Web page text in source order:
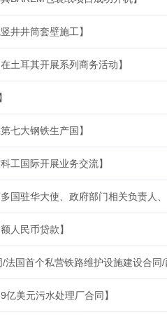
井井筒套壁施工】
土耳其开展系列商务活动】
七大钢铁生产国】
工国际开展业务交流】
国驻华大使、政府部门相关负责人
人民币贷款】
/法国首个私营铁路维护设施建设合
亿美元污水处理厂合同】